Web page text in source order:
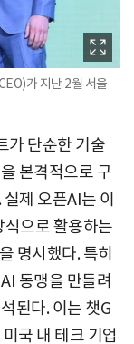
가 지난 2월 서울
가 단순한 기술
본격적으로 구
제 오픈AI는 이
으로 활용하는
명시했다. 특히
동맹을 만들려
된다. 이는 챗G
국 내 테크 기업